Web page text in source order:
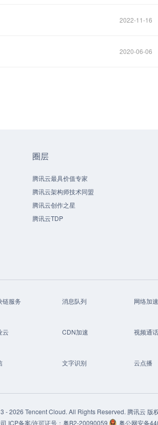
2022-11-16
2020-06-06
圈层
腾讯云最具价值专家
腾讯云架构师技术同盟
腾讯云创作之星
腾讯云TDP
链服务 消息队列 网络加速
云 CDN加速 视频通话
文字识别 云点播
-2026 Tencent Cloud. All Rights Reserved. 腾讯云 版
ICP备案/许可证号： 粤B2-20090059 粤公网安备